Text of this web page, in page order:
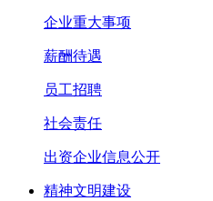
企业重大事项
薪酬待遇
员工招聘
社会责任
出资企业信息公开
精神文明建设